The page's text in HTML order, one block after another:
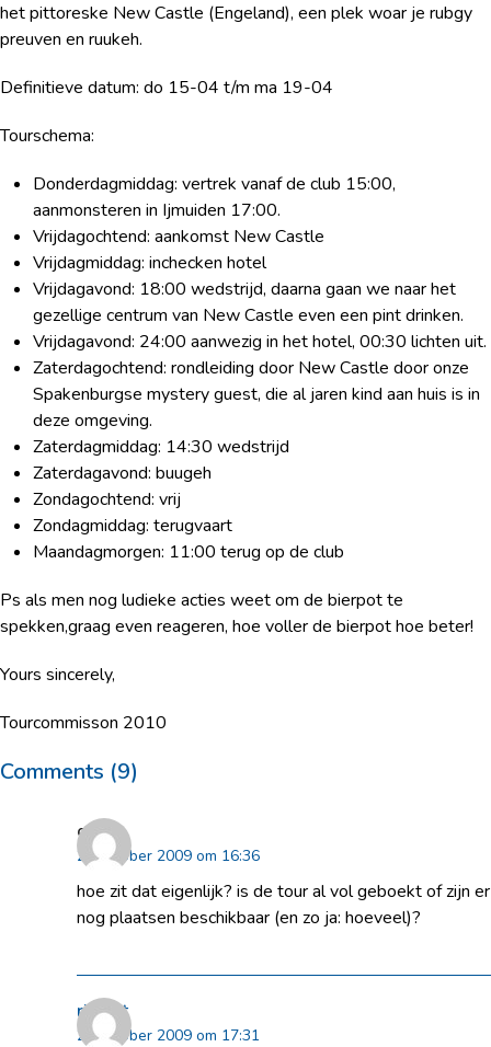
het pittoreske New Castle (Engeland), een plek woar je rubgy
preuven en ruukeh.
Definitieve datum: do 15-04 t/m ma 19-04
Tourschema:
Donderdagmiddag: vertrek vanaf de club 15:00,
aanmonsteren in Ijmuiden 17:00.
Vrijdagochtend: aankomst New Castle
Vrijdagmiddag: inchecken hotel
Vrijdagavond: 18:00 wedstrijd, daarna gaan we naar het
gezellige centrum van New Castle even een pint drinken.
Vrijdagavond: 24:00 aanwezig in het hotel, 00:30 lichten uit.
Zaterdagochtend: rondleiding door New Castle door onze
Spakenburgse mystery guest, die al jaren kind aan huis is in
deze omgeving.
Zaterdagmiddag: 14:30 wedstrijd
Zaterdagavond: buugeh
Zondagochtend: vrij
Zondagmiddag: terugvaart
Maandagmorgen: 11:00 terug op de club
Ps als men nog ludieke acties weet om de bierpot te
spekken,graag even reageren, hoe voller de bierpot hoe beter!
Yours sincerely,
Tourcommisson 2010
Comments (9)
guido
29 oktober 2009 om 16:36
hoe zit dat eigenlijk? is de tour al vol geboekt of zijn er
nog plaatsen beschikbaar (en zo ja: hoeveel)?
rikkert
29 oktober 2009 om 17:31